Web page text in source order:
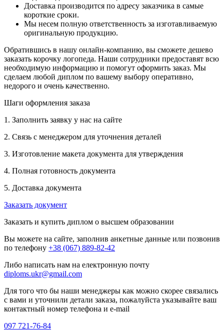
Доставка производится по адресу заказчика в самые
короткие сроки.
Мы несем полную ответственность за изготавливаемую
оригинальную продукцию.
Обратившись в нашу онлайн-компанию, вы сможете дешево
заказать корочку логопеда. Наши сотрудники предоставят всю
необходимую информацию и помогут оформить заказ. Мы
сделаем любой диплом по вашему выбору оперативно,
недорого и очень качественно.
Шаги оформления заказа
1. Заполнить заявку у нас на сайте
2. Связь с менеджером для уточнения деталей
3. Изготовление макета документа для утверждения
4. Полная готовность документа
5. Доставка документа
Заказать документ
Заказать и купить диплом о высшем образовании
Вы можете на сайте, заполнив анкетные данные или позвонив
по телефону +38 (067) 889-82-42
Либо написать нам на електронную почту
diploms.ukr@gmail.com
Для того что бы наши менеджеры как можно скорее связались
с вами и уточнили детали заказа, пожалуйста указывайте ваш
контактный номер телефона и e-mail
097 721-76-84